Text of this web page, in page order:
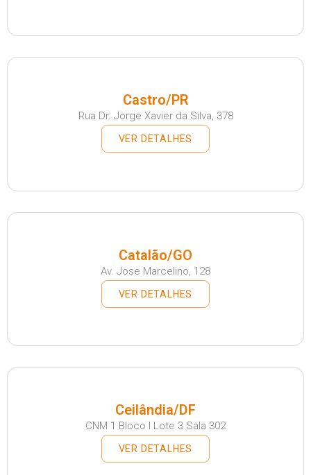
Castro/PR
Rua Dr. Jorge Xavier da Silva, 378
VER DETALHES
Catalão/GO
Av. Jose Marcelino, 128
VER DETALHES
Ceilândia/DF
CNM 1 Bloco I Lote 3 Sala 302
VER DETALHES